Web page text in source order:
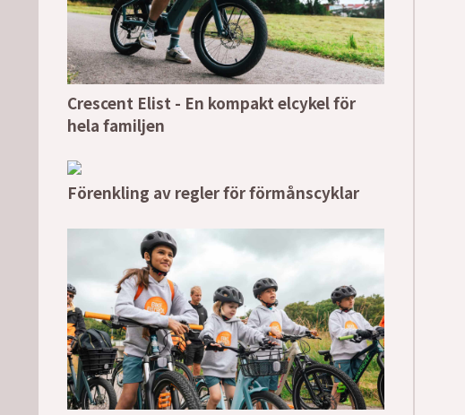
Crescent Elist - En kompakt elcykel för
hela familjen
Förenkling av regler för förmånscyklar